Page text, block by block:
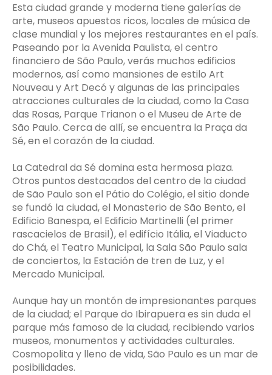
Esta ciudad grande y moderna tiene galerías de
arte, museos apuestos ricos, locales de música de
clase mundial y los mejores restaurantes en el país.
Paseando por la Avenida Paulista, el centro
financiero de São Paulo, verás muchos edificios
modernos, así como mansiones de estilo Art
Nouveau y Art Decó y algunas de las principales
atracciones culturales de la ciudad, como la Casa
das Rosas, Parque Trianon o el Museu de Arte de
São Paulo. Cerca de allí, se encuentra la Praça da
Sé, en el corazón de la ciudad.
La Catedral da Sé domina esta hermosa plaza.
Otros puntos destacados del centro de la ciudad
de São Paulo son el Pátio do Colégio, el sitio donde
se fundó la ciudad, el Monasterio de São Bento, el
Edificio Banespa, el Edificio Martinelli (el primer
rascacielos de Brasil), el edifício Itália, el Viaducto
do Chá, el Teatro Municipal, la Sala São Paulo sala
de conciertos, la Estación de tren de Luz, y el
Mercado Municipal.
Aunque hay un montón de impresionantes parques
de la ciudad; el Parque do Ibirapuera es sin duda el
parque más famoso de la ciudad, recibiendo varios
museos, monumentos y actividades culturales.
Cosmopolita y lleno de vida, São Paulo es un mar de
posibilidades.